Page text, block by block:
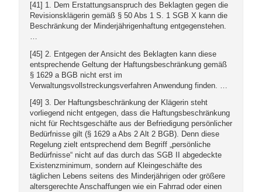
[41] 1. Dem Erstattungsanspruch des Beklagten gegen die
Revisionsklägerin gemäß § 50 Abs 1 S. 1 SGB X kann die
Beschränkung der Minderjährigenhaftung entgegenstehen.
…
[45] 2. Entgegen der Ansicht des Beklagten kann diese
entsprechende Geltung der Haftungsbeschränkung gemäß
§ 1629 a BGB nicht erst im
Verwaltungsvollstreckungsverfahren Anwendung finden. …
[49] 3. Der Haftungsbeschränkung der Klägerin steht
vorliegend nicht entgegen, dass die Haftungsbeschränkung
nicht für Rechtsgeschäfte aus der Befriedigung persönlicher
Bedürfnisse gilt (§ 1629 a Abs 2 Alt 2 BGB). Denn diese
Regelung zielt entsprechend dem Begriff „persönliche
Bedürfnisse“ nicht auf das durch das SGB II abgedeckte
Existenzminimum, sondern auf Kleingeschäfte des
täglichen Lebens seitens des Minderjährigen oder größere
altersgerechte Anschaffungen wie ein Fahrrad oder einen